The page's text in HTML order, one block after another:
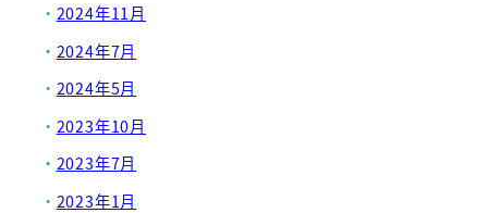
2024年11月
2024年7月
2024年5月
2023年10月
2023年7月
2023年1月